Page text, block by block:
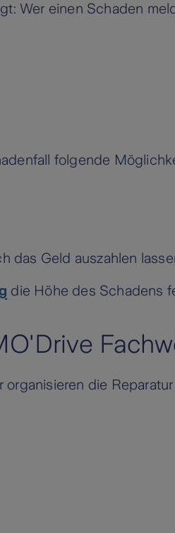
Wer einen Schaden
folgende
das Geld auszahlen
die Höhe des Schadens
organisieren die